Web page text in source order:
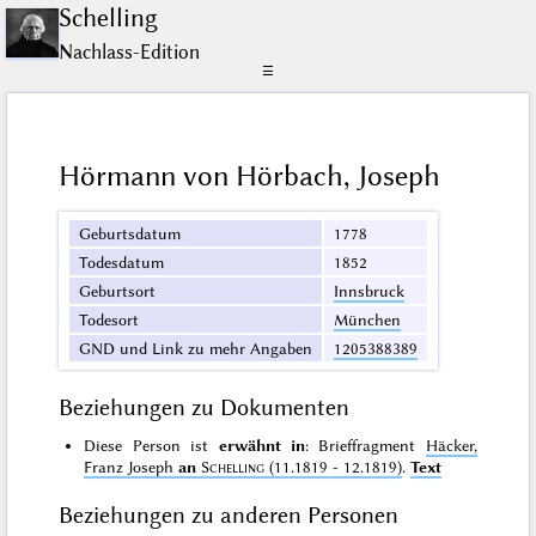
Schelling
Nachlass-Edition
☰
Hörmann von Hörbach, Joseph
Geburtsdatum
1778
Todesdatum
1852
Geburtsort
Innsbruck
Todesort
München
GND und Link zu mehr Angaben
1205388389
Beziehungen zu Dokumenten
Diese Person ist erwähnt in: Brieffragment Häcker,
Franz Josephan Schelling (11.1819 - 12.1819).Text
Beziehungen zu anderen Personen